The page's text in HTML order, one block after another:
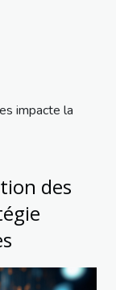
impacte la
des